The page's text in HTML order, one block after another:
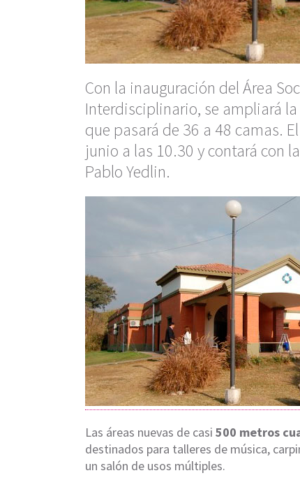
Con la inauguración del Área
Interdisciplinario, se ampliará
que pasará de 36 a 48 camas.
junio a las 10.30 y contará con
Pablo Yedlin.
Las áreas nuevas de casi 500 metros
destinados para talleres de música,
un salón de usos múltiples.